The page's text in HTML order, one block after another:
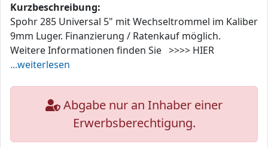
Kurzbeschreibung:
Spohr 285 Universal 5" mit Wechseltrommel im Kaliber
9mm Luger. Finanzierung / Ratenkauf möglich.
Weitere Informationen finden Sie >>>> HIER
...weiterlesen
Abgabe nur an Inhaber einer
Erwerbsberechtigung.